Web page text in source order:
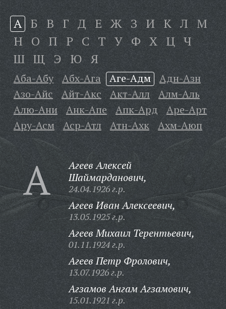
А Б В Г Д Е Ж З И К Л М
Н О П Р С Т У Ф Х Ц Ч
Ш Щ Э Ю Я
Аба-Абу Абх-Ага Аге-Адм
Адн-Азн
Азо-Айс
Айт-Акс Акт-Алл
Алм-Аль
Алю-Ани
Анк-Апе Апк-Ард
Аре-Арт
Ару-Асм
Аср-Атл Атн-Ахк Ахм-Аюп
А
Агеев Алексей
Шаймарданович,
24.04.1926 г.р.
Агеев Иван Алексеевич,
13.05.1925 г.р.
Агеев Михаил Терентьевич,
01.11.1924 г.р.
Агеев Петр Фролович,
13.07.1926 г.р.
Агзамов Ангам Агзамович,
15.01.1921 г.р.